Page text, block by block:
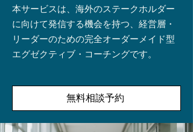
本サービスは、海外のステークホルダー
に向けて発信する機会を持つ、経営層・
リーダーのための完全オーダーメイド型
エグゼクティブ・コーチングです。
無料相談予約